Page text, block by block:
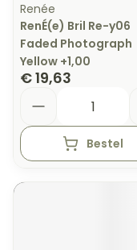
Renée
RenÉ(e) Bril Re-y06
Faded Photograph
Yellow +1,00
€ 19,63
Bestel